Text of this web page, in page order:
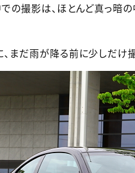
の撮影は、ほとんど真っ暗の
まだ雨が降る前に少しだけ撮